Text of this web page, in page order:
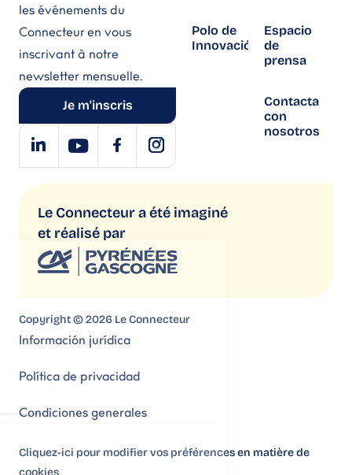
les événements du
Connecteur en vous
inscrivant à notre
newsletter mensuelle.
Je m'inscris
Polo de
Innovación
Espacio
de
prensa
Contacta
con
nosotros
Le Connecteur a été imaginé
et réalisé par
Copyright © 2026 Le Connecteur
Información jurídica
Política de privacidad
Condiciones generales
Cliquez-ici pour modifier vos préférences en matière de
cookies